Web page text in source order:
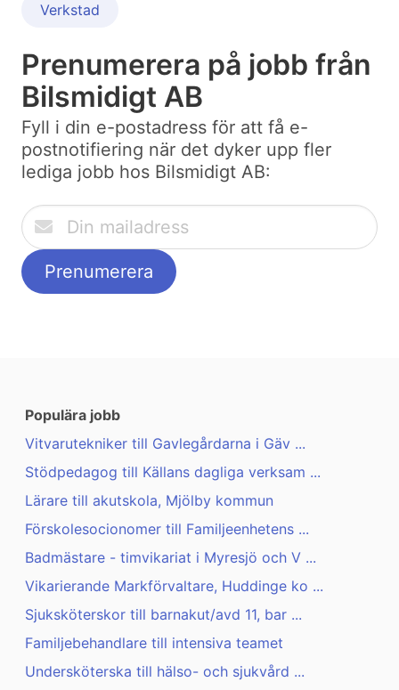
Verkstad
Prenumerera på jobb från
Bilsmidigt AB
Fyll i din e-postadress för att få e-
postnotifiering när det dyker upp fler
lediga jobb hos Bilsmidigt AB:
Populära jobb
Vitvarutekniker till Gavlegårdarna i Gäv ...
Stödpedagog till Källans dagliga verksam ...
Lärare till akutskola, Mjölby kommun
Förskolesocionomer till Familjeenhetens ...
Badmästare - timvikariat i Myresjö och V ...
Vikarierande Markförvaltare, Huddinge ko ...
Sjuksköterskor till barnakut/avd 11, bar ...
Familjebehandlare till intensiva teamet
Undersköterska till hälso- och sjukvård ...